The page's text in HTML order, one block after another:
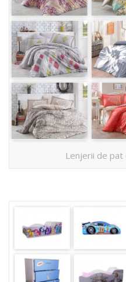
Lenjerii de pat